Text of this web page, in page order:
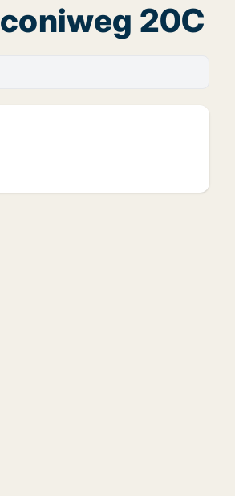
20C